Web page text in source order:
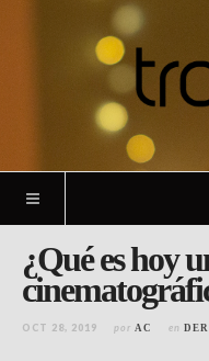
¿Qué es hoy
OCT 28, 2019 por AC en